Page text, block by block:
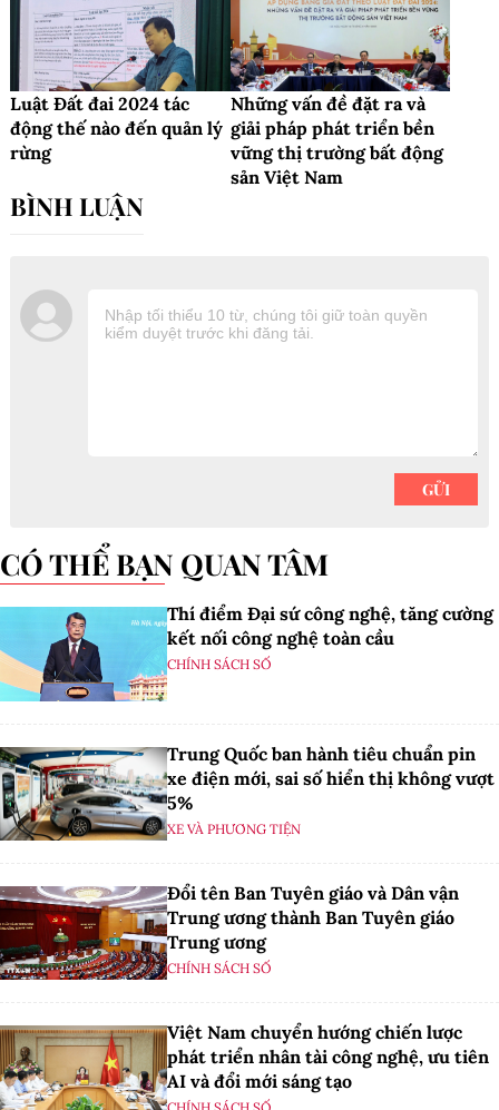
Luật Đất đai 2024 tác
động thế nào đến quản lý
rừng
Những vấn đề đặt ra và
giải pháp phát triển bền
vững thị trường bất động
sản Việt Nam
CÓ THỂ BẠN QUAN TÂM
Thí điểm Đại sứ công nghệ, tăng cường
kết nối công nghệ toàn cầu
CHÍNH SÁCH SỐ
Trung Quốc ban hành tiêu chuẩn pin
xe điện mới, sai số hiển thị không vượt
5%
XE VÀ PHƯƠNG TIỆN
Đổi tên Ban Tuyên giáo và Dân vận
Trung ương thành Ban Tuyên giáo
Trung ương
CHÍNH SÁCH SỐ
Việt Nam chuyển hướng chiến lược
phát triển nhân tài công nghệ, ưu tiên
AI và đổi mới sáng tạo